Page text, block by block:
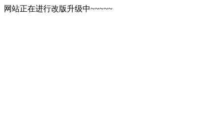
网站正在进行改版升级中~~~~~